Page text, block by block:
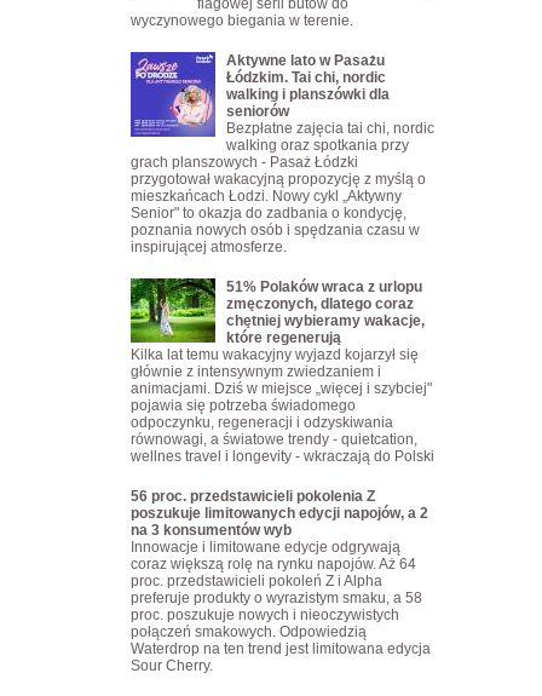
flagowej serii butów do
wyczynowego biegania w terenie.
Aktywne lato w Pasażu
Łódzkim. Tai chi, nordic
walking i planszówki dla
seniorów
Bezpłatne zajęcia tai chi, nordic
walking oraz spotkania przy
grach planszowych - Pasaż Łódzki
przygotował wakacyjną propozycję z myślą o
mieszkańcach Łodzi. Nowy cykl „Aktywny
Senior" to okazja do zadbania o kondycję,
poznania nowych osób i spędzania czasu w
inspirującej atmosferze.
51% Polaków wraca z urlopu
zmęczonych, dlatego coraz
chętniej wybieramy wakacje,
które regenerują
Kilka lat temu wakacyjny wyjazd kojarzył się
głównie z intensywnym zwiedzaniem i
animacjami. Dziś w miejsce „więcej i szybciej"
pojawia się potrzeba świadomego
odpoczynku, regeneracji i odzyskiwania
równowagi, a światowe trendy - quietcation,
wellnes travel i longevity - wkraczają do Polski
56 proc. przedstawicieli pokolenia Z
poszukuje limitowanych edycji napojów, a 2
na 3 konsumentów wyb
Innowacje i limitowane edycje odgrywają
coraz większą rolę na rynku napojów. Aż 64
proc. przedstawicieli pokoleń Z i Alpha
preferuje produkty o wyrazistym smaku, a 58
proc. poszukuje nowych i nieoczywistych
połączeń smakowych. Odpowiedzią
Waterdrop na ten trend jest limitowana edycja
Sour Cherry.